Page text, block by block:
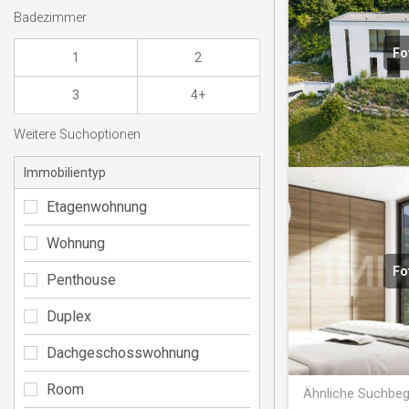
Ähnliche
Badezimmer
1 2
3 4+
Weitere Suchoptionen
Immobilientyp
Etagenwohnung
Wohnung
Penthouse
Duplex
Dachgeschosswohnung
Room